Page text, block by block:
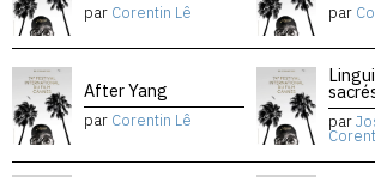
par Corentin Lê par
After Yang
par Corentin Lê par